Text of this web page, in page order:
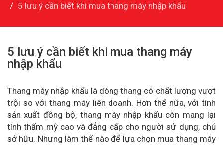
5 lưu ý cần biết khi mua thang máy nhập khẩu
5 lưu ý cần biết khi mua thang máy
nhập khẩu
Thang máy nhập khẩu là dòng thang có chất lượng vượt
trội so với thang máy liên doanh. Hơn thế nữa, với tính
sản xuất đồng bộ, thang máy nhập khẩu còn mang lại
tính thẩm mỹ cao và đẳng cấp cho người sử dụng, chủ
sở hữu. Nhưng làm thế nào để lựa chọn mua thang máy